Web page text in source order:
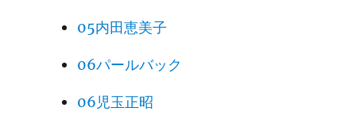
05内田恵美子
06パールバック
06児玉正昭